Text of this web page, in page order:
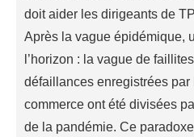
doit aider les dirigeants de
Après la vague épidémique,
l’horizon : la vague de
défaillances enregistrées par
commerce ont été divisées
de la pandémie. Ce